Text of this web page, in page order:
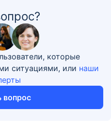
которые
ситуациями, или наши
вопрос